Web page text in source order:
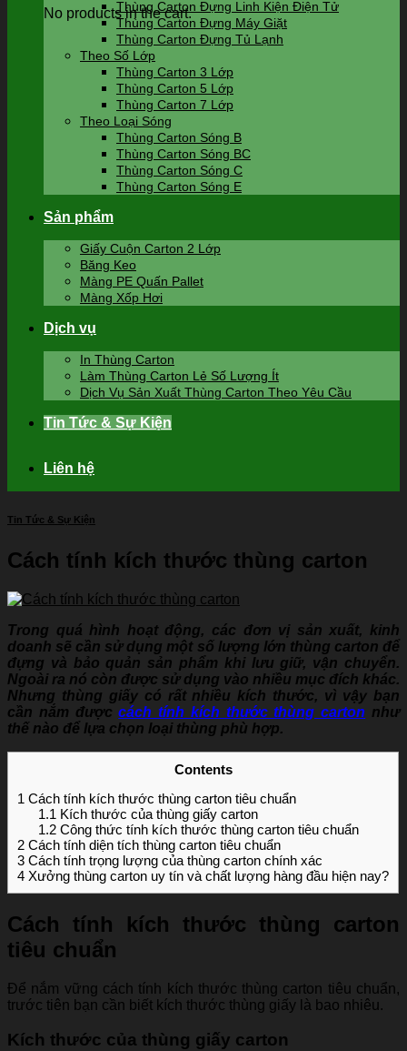
No products in the cart.
Thùng Carton Đựng Linh Kiện Điện Tử
Thùng Carton Đựng Máy Giặt
Thùng Carton Đựng Tủ Lạnh
Theo Số Lớp
Thùng Carton 3 Lớp
Thùng Carton 5 Lớp
Thùng Carton 7 Lớp
Theo Loại Sóng
Thùng Carton Sóng B
Thùng Carton Sóng BC
Thùng Carton Sóng C
Thùng Carton Sóng E
Sản phẩm
Giấy Cuộn Carton 2 Lớp
Băng Keo
Màng PE Quấn Pallet
Màng Xốp Hơi
Dịch vụ
In Thùng Carton
Làm Thùng Carton Lẻ Số Lượng Ít
Dịch Vụ Sản Xuất Thùng Carton Theo Yêu Cầu
Tin Tức & Sự Kiện
Liên hệ
Tin Tức & Sự Kiện
Cách tính kích thước thùng carton
Trong quá hình hoạt động, các đơn vị sản xuất, kinh
doanh sẽ cần sử dụng một số lượng lớn thùng carton để
đựng và bảo quản sản phẩm khi lưu giữ, vận chuyển.
Ngoài ra nó còn được sử dụng vào nhiều mục đích khác.
Nhưng thùng giấy có rất nhiều kích thước, vì vậy bạn
cần nắm đượccách tính kích thước thùng carton như
thế nào để lựa chọn loại thùng phù hợp.
Contents
1 Cách tính kích thước thùng carton tiêu chuẩn
1.1 Kích thước của thùng giấy carton
1.2Công thức tính kích thước thùng carton tiêu chuẩn
2 Cách tính diện tích thùng carton tiêu chuẩn
3 Cách tính trọng lượng của thùng carton chính xác
4 Xưởng thùng carton uy tín và chất lượng hàng đầu hiện nay?
Cách tính kích thước thùng carton
tiêu chuẩn
Để nắm vững cách tính kích thước thùng carton tiêu chuẩn,
trước tiên bạn cần biết kích thước thùng giấy là bao nhiêu.
Kích thước của thùng giấy carton